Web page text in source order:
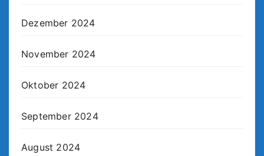
Dezember 2024
November 2024
Oktober 2024
September 2024
August 2024